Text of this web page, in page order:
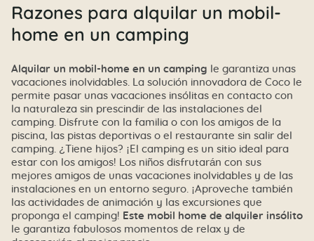
Razones para alquilar un mobil-
home en un camping
Alquilar un mobil-home en un camping le garantiza unas
vacaciones inolvidables. La solución innovadora de Coco le
permite pasar unas vacaciones insólitas en contacto con
la naturaleza sin prescindir de las instalaciones del
camping. Disfrute con la familia o con los amigos de la
piscina, las pistas deportivas o el restaurante sin salir del
camping. ¿Tiene hijos? ¡El camping es un sitio ideal para
estar con los amigos! Los niños disfrutarán con sus
mejores amigos de unas vacaciones inolvidables y de las
instalaciones en un entorno seguro. ¡Aproveche también
las actividades de animación y las excursiones que
proponga el camping! Este mobil home de alquiler insólito
le garantiza fabulosos momentos de relax y de